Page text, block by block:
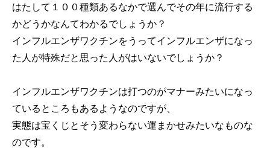
はたして１００種類あるなかで選んでその年に流行する
かどうかなんてわかるでしょうか？
インフルエンザワクチンをうってインフルエンザになっ
た人が特殊だと思った人がはいないでしょうか？
インフルエンザワクチンは打つのがマナーみたいになっ
ているところもあるようなのですが、
実態は宝くじとそう変わらない運まかせみたいなものな
のです。